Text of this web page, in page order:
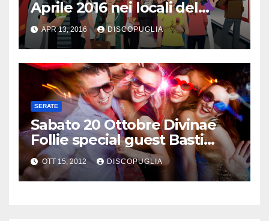
Aprile 2016 nei locali del
Salento
APR 13, 2016 DISCOPUGLIA
SERATE
Sabato 20 Ottobre Divinae
Follie special guest Basti
Tiefschwarz
OTT 15, 2012 DISCOPUGLIA